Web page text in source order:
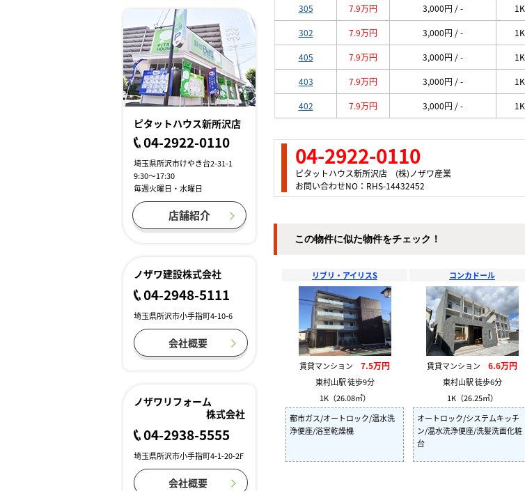
305 7.9万円 3,000円 / - 1K
302 7.9万円 3,000円 / - 1K
405 7.9万円 3,000円 / - 1K
403 7.9万円 3,000円 / - 1K
402 7.9万円 3,000円 / - 1K
04-2922-0110
ピタットハウス新所沢店 (株)ノザワ産業
お問い合わせNO：RHS-14432452
この物件に似た物件をチェック！
リブリ・アイリスS
賃貸マンション 7.5万円
東村山駅 徒歩9分
1K（26.08㎡）
都市ガス/オートロック/温水洗
浄便座/浴室乾燥機
コンカドール
賃貸マンション 6.6万円
東村山駅 徒歩6分
1K（26.25㎡）
オートロック/システムキッチ
ン/温水洗浄便座/洗髪洗面化粧
台
ピタットハウス新所沢店
04-2922-0110
埼玉県所沢市けやき台2-31-1
9:30～17:30
毎週火曜日・水曜日
店舗紹介
ノザワ建設株式会社
04-2948-5111
埼玉県所沢市小手指町4-10-6
会社概要
ノザワリフォーム
株式会社
04-2938-5555
埼玉県所沢市小手指町4-1-20-2F
会社概要